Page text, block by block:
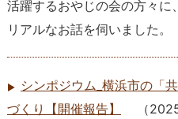
活躍するおやじの会の方々に
リアルなお話を伺いました。
シンポジウム_横浜市の「
づくり【開催報告】
（